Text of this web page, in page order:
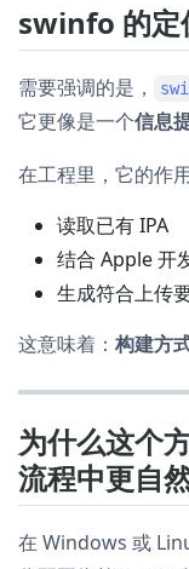
swinfo 的定
需要强调的是，
它更像是一个信息
在工程里，它的作
读取已有 IPA
结合 Apple 开
生成符合上传
这意味着： 构建方
为什么这个
流程中更自
在 Windows 或